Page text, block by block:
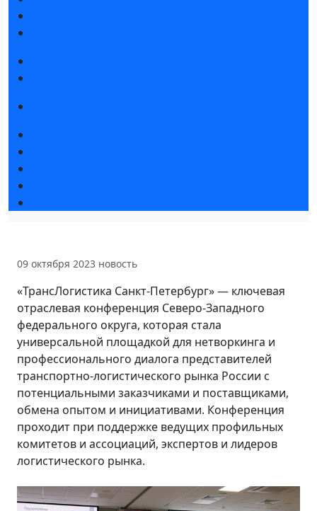
09 октября 2023 новость
«ТрансЛогистика Санкт-Петербург» — ключевая
отраслевая конференция Северо-Западного
федерального округа, которая стала
универсальной площадкой для нетворкинга и
профессионального диалога представителей
транспортно-логистического рынка России с
потенциальными заказчиками и поставщиками,
обмена опытом и инициативами. Конференция
проходит при поддержке ведущих профильных
комитетов и ассоциаций, экспертов и лидеров
логистического рынка.